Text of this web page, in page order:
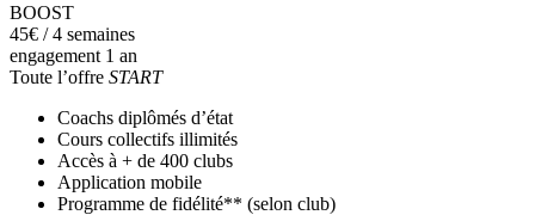
BOOST
45€ / 4 semaines
engagement 1 an
Toute l’offre START
Coachs diplômés d’état
Cours collectifs illimités
Accès à + de 400 clubs
Application mobile
Programme de fidélité** (selon club)